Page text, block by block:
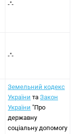
-"-
-"-
Земельний кодекс
України та Закон
України "Про
державну
соціальну допомогу